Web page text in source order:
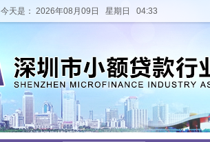
今天是： 2026年08月09日 星期日 04:33